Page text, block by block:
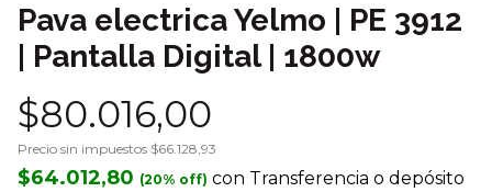
Pava electrica Yelmo | PE 3912
| Pantalla Digital | 1800w
$80.016,00
Precio sin impuestos $66.128,93
$64.012,80 con Transferencia o depósito